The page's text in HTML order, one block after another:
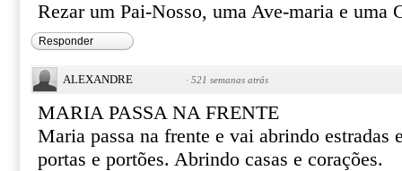
Rezar um Pai-Nosso, uma Ave-maria e uma
Responder
ALEXANDRE · 521 semanas atrás
MARIA PASSA NA FRENTE
Maria passa na frente e vai abrindo estradas
portas e portões. Abrindo casas e corações.